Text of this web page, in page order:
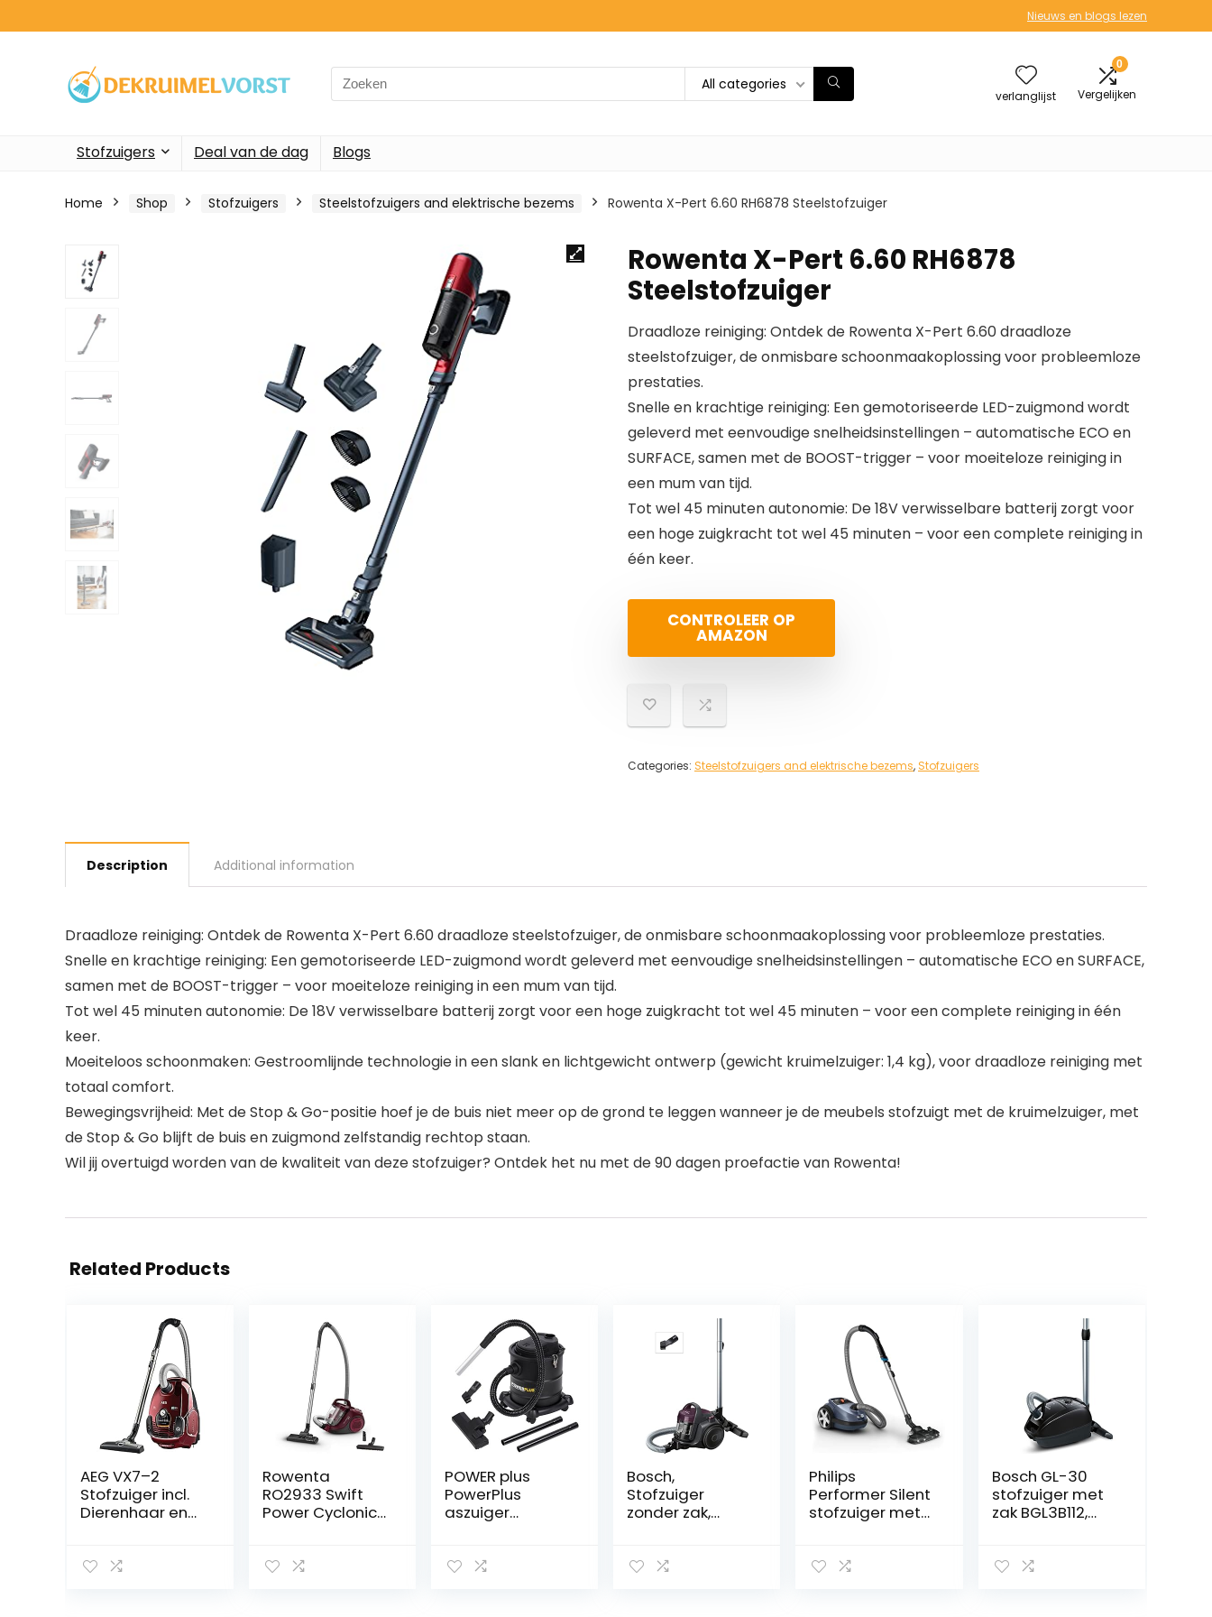
Nieuws en blogs lezen
Search
for:
All categories
verlanglijst
0
Vergelijken
Stofzuigers Deal van de dag Blogs
Home Shop Stofzuigers Steelstofzuigers and elektrische bezems Rowenta X-Pert 6.60 RH6878 Steelstofzuiger
Rowenta X-Pert 6.60 RH6878
Steelstofzuiger
Draadloze reiniging: Ontdek de Rowenta X-Pert 6.60 draadloze
steelstofzuiger, de onmisbare schoonmaakoplossing voor probleemloze
prestaties.
Snelle en krachtige reiniging: Een gemotoriseerde LED-zuigmond wordt
geleverd met eenvoudige snelheidsinstellingen – automatische ECO en
SURFACE, samen met de BOOST-trigger – voor moeiteloze reiniging in
een mum van tijd.
Tot wel 45 minuten autonomie: De 18V verwisselbare batterij zorgt voor
een hoge zuigkracht tot wel 45 minuten – voor een complete reiniging in
één keer.
CONTROLEER OP
AMAZON
Categories: Steelstofzuigers and elektrische bezems, Stofzuigers
Description Additional information
Draadloze reiniging: Ontdek de Rowenta X-Pert 6.60 draadloze steelstofzuiger, de onmisbare schoonmaakoplossing voor probleemloze prestaties.
Snelle en krachtige reiniging: Een gemotoriseerde LED-zuigmond wordt geleverd met eenvoudige snelheidsinstellingen – automatische ECO en SURFACE,
samen met de BOOST-trigger – voor moeiteloze reiniging in een mum van tijd.
Tot wel 45 minuten autonomie: De 18V verwisselbare batterij zorgt voor een hoge zuigkracht tot wel 45 minuten – voor een complete reiniging in één
keer.
Moeiteloos schoonmaken: Gestroomlijnde technologie in een slank en lichtgewicht ontwerp (gewicht kruimelzuiger: 1,4 kg), voor draadloze reiniging met
totaal comfort.
Bewegingsvrijheid: Met de Stop & Go-positie hoef je de buis niet meer op de grond te leggen wanneer je de meubels stofzuigt met de kruimelzuiger, met
de Stop & Go blijft de buis en zuigmond zelfstandig rechtop staan.
Wil jij overtuigd worden van de kwaliteit van deze stofzuiger? Ontdek het nu met de 90 dagen proefactie van Rowenta!
Related Products
AEG VX7–2
Stofzuiger incl.
Dierenhaar en
Rowenta
RO2933 Swift
Power Cyclonic
watt,
POWER plus
PowerPlus
aszuiger
Bosch,
Stofzuiger
zonder zak,
Philips
Performer Silent
stofzuiger met
mondstuk,
Bosch GL-30
stofzuiger met
zak BGL3B112,
stroomverbruik,